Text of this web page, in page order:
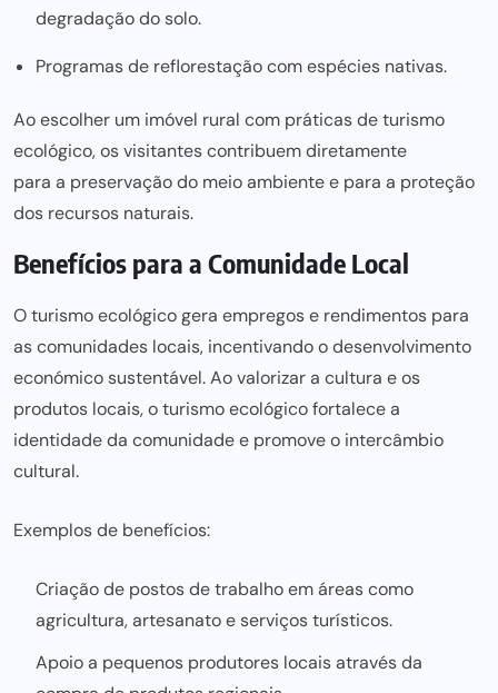
degradação do solo.
Programas de reflorestação com espécies nativas.
Ao escolher um imóvel rural com práticas de turismo
ecológico, os visitantes contribuem diretamente
para a preservação do meio ambientee para a proteção
dos recursos naturais.
Benefícios para a Comunidade Local
O turismo ecológico gera empregos e rendimentos para
as comunidades locais, incentivando o desenvolvimento
económico sustentável. Ao valorizar a cultura e os
produtos locais, o turismo ecológico fortalece a
identidade da comunidade e promove o intercâmbio
cultural.
Exemplos de benefícios:
Criação de postos de trabalho em áreas como
agricultura, artesanato e serviços turísticos.
Apoio a pequenos produtores locais através da